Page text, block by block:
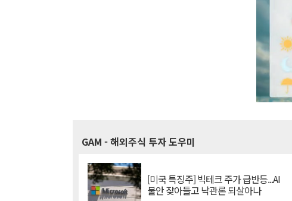
GAM - 해외주식 투자 도우미
[미국 특징주] 빅테크 주가 급반등...AI
불안 잦아들고 낙관론 되살아나